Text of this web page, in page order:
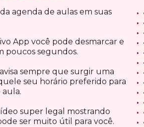
agenda de aulas em suas
App você pode desmarcar e
poucos segundos.
sempre que surgir uma
seu horário preferido para
aula.
super legal mostrando
ser muito útil para você.